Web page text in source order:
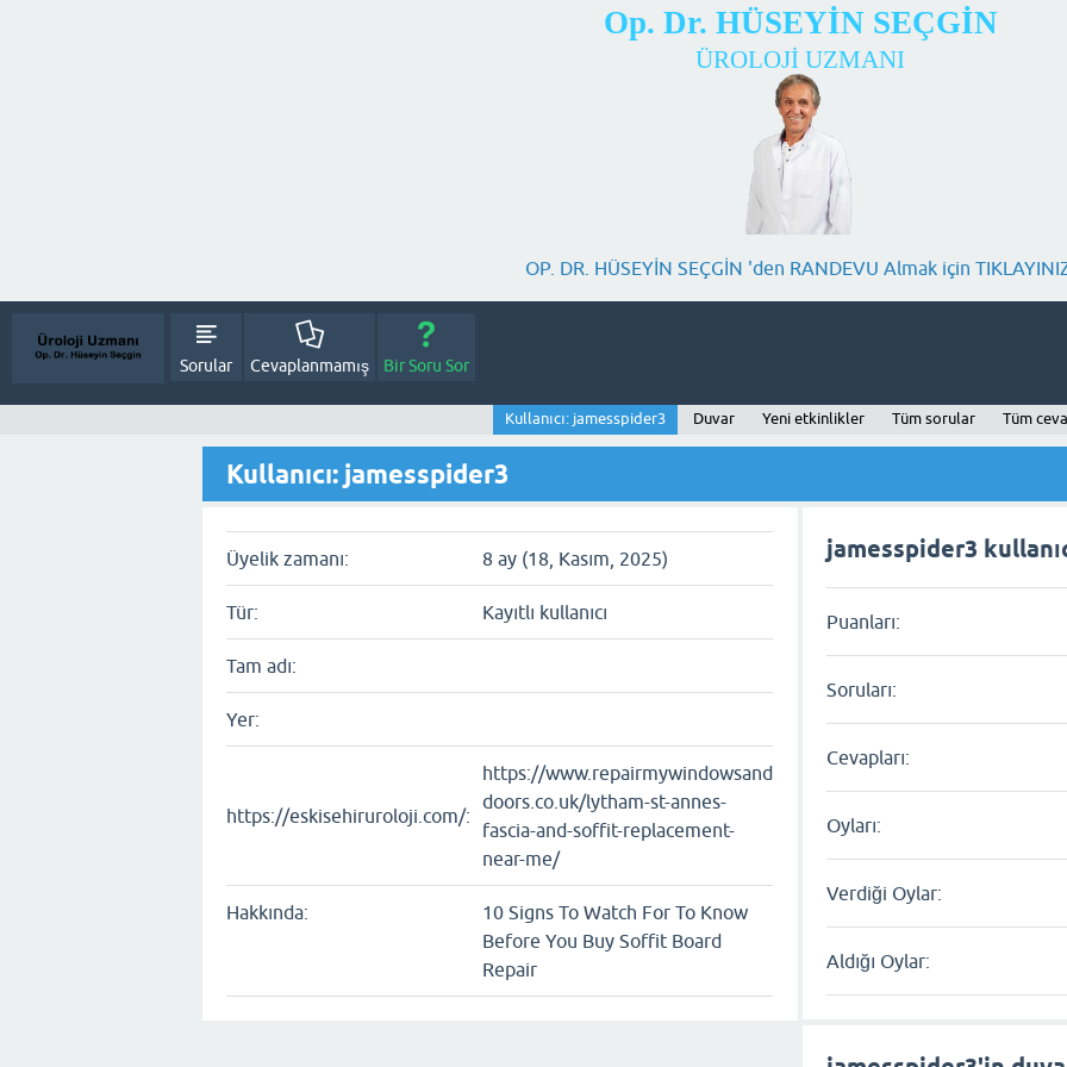
Op. Dr. HÜSEYİN SEÇGİN
ÜROLOJİ UZMANI
OP. DR. HÜSEYİN SEÇGİN 'den RANDEVU Almak için
Sorular Cevaplanmamış Bir Soru Sor
Kullanıcı: jamesspider3 Duvar Yeni etkinlikler Tüm sorular Tüm
Kullanıcı: jamesspider3
Üyelik zamanı: 8 ay (18, Kasım, 2025)
Tür: Kayıtlı kullanıcı
Tam adı:
Yer:
https://eskisehiruroloji.com/:
https://www.repairmywindowsand
doors.co.uk/lytham-st-annes-
fascia-and-soffit-replacement-
near-me/
Hakkında:
10 Signs To Watch For To Know
Before You Buy Soffit Board
Repair
jamesspider3
Puanları:
Soruları:
Cevapları:
Oyları:
Verdiği Oylar:
Aldığı Oylar: